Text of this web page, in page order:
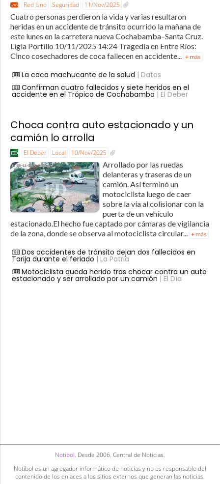
Red Uno Seguridad 11/Nov/2025
Cuatro personas perdieron la vida y varias resultaron
heridas en un accidente de tránsito ocurrido la mañana de
este lunes en la carretera nueva Cochabamba–Santa Cruz.
Ligia Portillo 10/11/2025 14:24 Tragedia en Entre Ríos:
Cinco cosechadores de coca fallecen en accidente... + más
La coca machucante de la salud | Datos
Confirman cuatro fallecidos y siete heridos en el
accidente en el Trópico de Cochabamba | El Deber
Choca contra auto estacionado y un
camión lo arrolla
El Deber Local 10/Nov/2025
Arrollado por las ruedas
delanteras y traseras de un
camión. Así terminó un
motociclista luego de caer
sobre la vía al colisionar con la
puerta de un vehículo
estacionado.El hecho fue captado por cámaras de vigilancia
de la zona, donde se observa al motociclista circular... + más
Dos accidentes de tránsito dejan dos fallecidos en
Tarija durante el feriado | La Patria
Motociclista queda herido tras chocar contra un auto
estacionado y ser arrollado por un camión | El Día
Notibol. Desde 2006. Central de Noticias.
Notibol es un agregador informático de noticias y no es responsable del
contenido de los enlaces a los sitios externos que generan las noticias.